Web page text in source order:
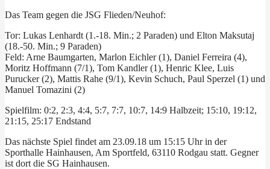
Das Team gegen die JSG Flieden/Neuhof:
Tor: Lukas Lenhardt (1.-18. Min.; 2 Paraden) und Elton Maksutaj
(18.-50. Min.; 9 Paraden)
Feld: Arne Baumgarten, Marlon Eichler (1), Daniel Ferreira (4),
Moritz Hoffmann (7/1), Tom Kandler (1), Henric Klee, Luis
Purucker (2), Mattis Rahe (9/1), Kevin Schuch, Paul Sperzel (1) und
Manuel Tomazini (2)
Spielfilm: 0:2, 2:3, 4:4, 5:7, 7:7, 10:7, 14:9 Halbzeit; 15:10, 19:12,
21:15, 25:17 Endstand
Das nächste Spiel findet am 23.09.18 um 15:15 Uhr in der
Sporthalle Hainhausen, Am Sportfeld, 63110 Rodgau statt. Gegner
ist dort die SG Hainhausen.